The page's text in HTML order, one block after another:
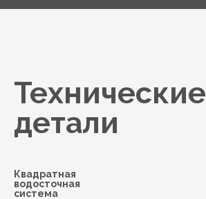
Технические
детали
Квадратная
водосточная
система